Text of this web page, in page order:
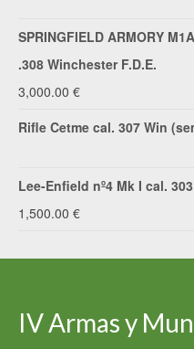
SPRINGFIELD ARMORY
.308 Winchester F.D.E.
3,000.00 €
Rifle Cetme cal. 307 Win
Lee-Enfield nº4 Mk I cal.
1,500.00 €
IV Armas y